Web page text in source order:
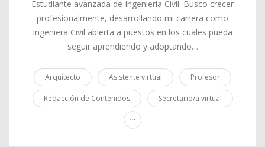
Estudiante avanzada de Ingeniería Civil. Busco crecer
profesionalmente, desarrollando mi carrera como
Ingeniera Civil abierta a puestos en los cuales pueda
seguir aprendiendo y adoptando…
Arquitecto Asistente virtual Profesor
Redacción de Contenidos Secretario/a virtual
...